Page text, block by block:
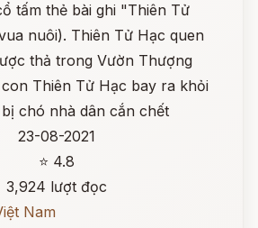
tấm thẻ bài ghi "Thiên Tử
nuôi). Thiên Tử Hạc quen
thả trong Vườn Thượng
Thiên Tử Hạc bay ra khỏi
chó nhà dân cắn chết
23-08-2021
⭐ 4.8
3,924 lượt đọc
Nam